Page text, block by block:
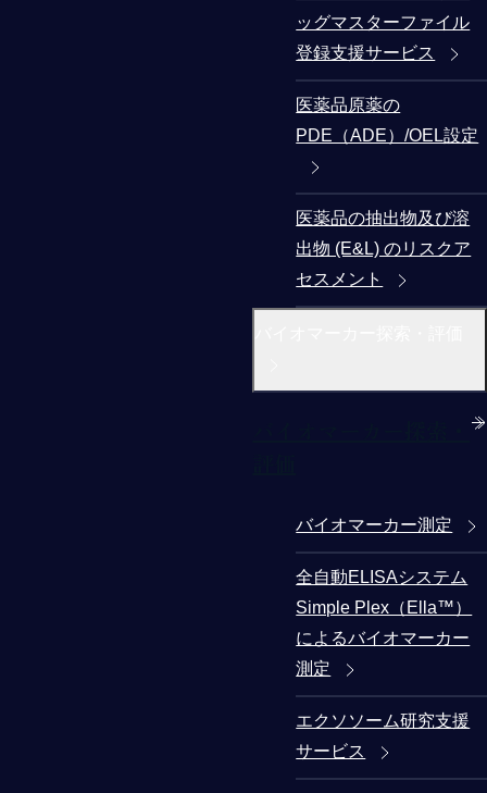
ッグマスターファイル
登録支援サービス
医薬品原薬の
PDE（ADE）/OEL設定
医薬品の抽出物及び溶
出物 (E&L) のリスクア
セスメント
バイオマーカー測定
全自動ELISAシステム
Simple Plex（Ella™）
によるバイオマーカー
測定
エクソソーム研究支援
サービス